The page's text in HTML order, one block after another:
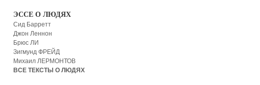
ЭССЕ О ЛЮДЯХ
Сид Барретт
Джон Леннон
Брюс ЛИ
Зигмунд ФРЕЙД
Михаил ЛЕРМОНТОВ
ВСЕ ТЕКСТЫ О ЛЮДЯХ